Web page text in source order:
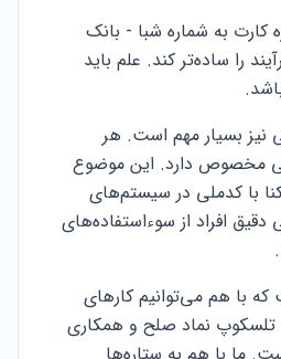
کارت به شماره شبا - بانک
را ساده‌تر کند. علم باید
نیز بسیار مهم است. هر
مخصوص دارد. این موضوع
با کدملی در سیستم‌های
افراد از سوءاستفاده‌های
با هم می‌توانیم کارهای
تلسکوپ نماد صلح و همکاری